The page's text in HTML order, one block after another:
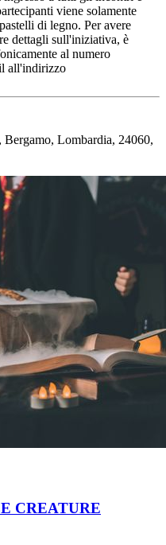
viene solamente
di legno. Per avere
dettagli sull'iniziativa, è
al numero
all'indirizzo
Lombardia, 24060,
CREATURE